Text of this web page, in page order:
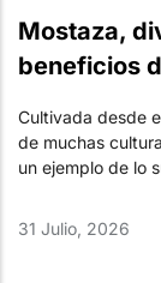
Mostaza,
beneficios
Cultivada desde
de muchas
un ejemplo de lo
31 Julio, 2026